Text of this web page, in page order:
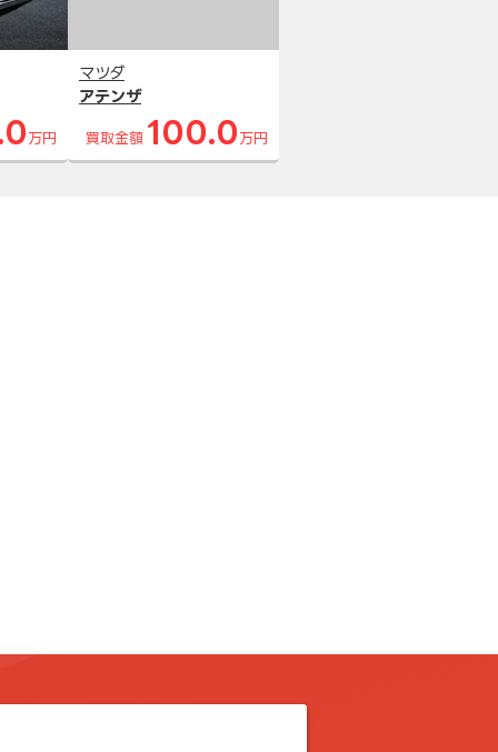
万円
マツダ
アテンザ
買取金額 100.0 万円